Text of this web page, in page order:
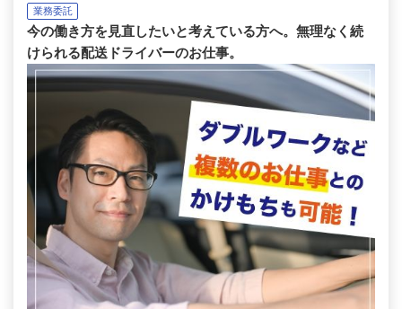
業務委託
今の働き方を見直したいと考えている方へ。無理なく続
けられる配送ドライバーのお仕事。